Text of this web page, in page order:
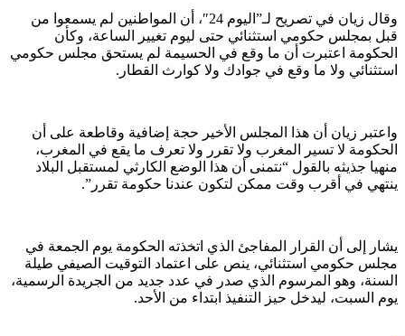
وقال زيان في تصريح لـ”اليوم 24″، أن المواطنين لم يسمعوا من
قبل بمجلس حكومي استثنائي حتى ليوم تغيير الساعة، وكأن
الحكومة اعتبرت أن ما وقع في الحسيمة لم يستحق مجلس حكومي
استثنائي ولا ما وقع في جوادك ولا كوارث القطار.
واعتبر زيان أن هذا المجلس الأخير حجة إضافية وقاطعة على أن
الحكومة لا تسير المغرب ولا تقرر ولا تعرف ما يقع في المغرب،
منهيا جذيثه بالقول “نتمنى أن هذا الوضع الكارثي لمستقبل البلاد
ينتهي في أقرب وقت ممكن لتكون عندنا حكومة تقرر”.
يشار إلى أن القرار المفاجئ الذي اتخذته الحكومة يوم الجمعة في
مجلس حكومي استثنائي، ينص على اعتماد التوقيت الصيفي طيلة
السنة، وهو المرسوم الذي صدر في عدد جديد من الجريدة الرسمية،
يوم السبت، ليدخل حيز التنفيذ ابتداء من الأحد.